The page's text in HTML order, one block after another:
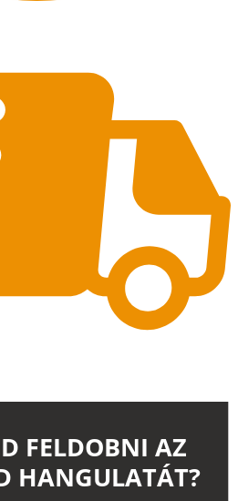
FELDOBNI AZ
HANGULATÁT?